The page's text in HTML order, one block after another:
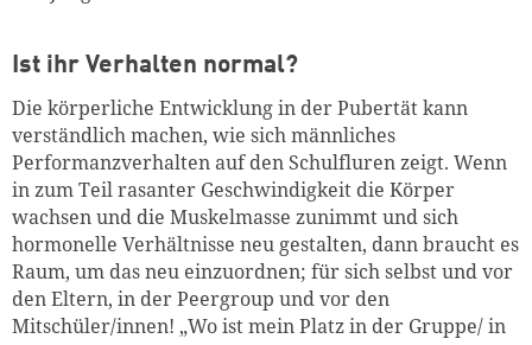
Ist ihr Verhalten normal?
Die körperliche Entwicklung in der Pubertät kann
verständlich machen, wie sich männliches
Performanzverhalten auf den Schulfluren zeigt. Wenn
in zum Teil rasanter Geschwindigkeit die Körper
wachsen und die Muskelmasse zunimmt und sich
hormonelle Verhältnisse neu gestalten, dann braucht es
Raum, um das neu einzuordnen; für sich selbst und vor
den Eltern, in der Peergroup und vor den
Mitschüler/innen! „Wo ist mein Platz in der Gruppe/ in